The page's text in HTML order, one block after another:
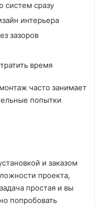
систем сразу
интерьера
зазоров
время
часто занимает
попытки
и заказом
проекта,
простая и вы
попробовать